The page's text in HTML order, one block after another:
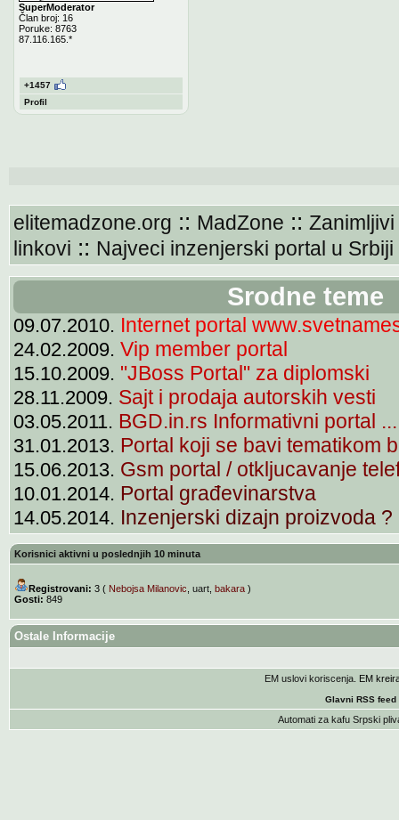
SuperModerator
Član broj: 16
Poruke: 8763
87.116.165.*
+1457
Profil
elitemadzone.org :: MadZone :: Zanimljivi
linkovi :: Najveci inzenjerski portal u Srbiji
Srodne teme
09.07.2010. Internet portal
24.02.2009. Vip member portal
15.10.2009. "JBoss Portal" za diplomski
28.11.2009. Sajt i prodaja autorskih vesti
03.05.2011. BGD.in.rs Informativni portal
31.01.2013. Portal koji se bavi tematikom
15.06.2013. Gsm portal / otkljucavanje
10.01.2014. Portal građevinarstva
14.05.2014. Inzenjerski dizajn proizvoda ?
Korisnici aktivni u poslednjih 10 minuta
Registrovani: 3 ( Nebojsa Milanovic uart, bakara)
Gosti: 849
Ostale Informacije
EM uslovi koriscenja . EM
Glavni RSS feed
Automati za kafu Srpski